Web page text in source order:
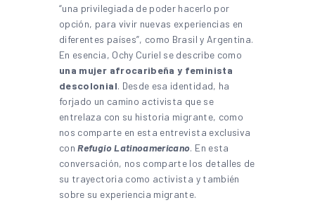
“una privilegiada de poder hacerlo por
opción, para vivir nuevas experiencias en
diferentes países”, como Brasil y Argentina.
En esencia, Ochy Curiel se describe como
una mujer afrocaribeña y feminista
descolonial. Desde esa identidad, ha
forjado un camino activista que se
entrelaza con su historia migrante, como
nos comparte en esta entrevista exclusiva
conRefugio Latinoamericano. En esta
conversación, nos comparte los detalles de
su trayectoria como activista y también
sobre su experiencia migrante.